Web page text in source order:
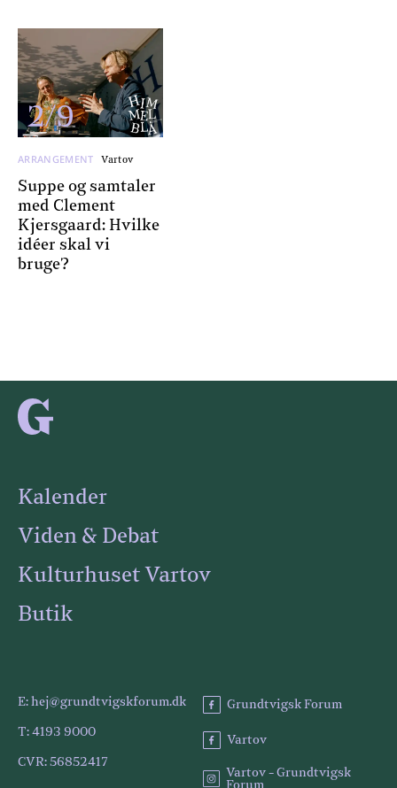
2/9
ARRANGEMENT Vartov
Suppe og samtaler
med Clement
Kjersgaard: Hvilke
idéer skal vi
bruge?
Kalender
Viden & Debat
Kulturhuset Vartov
Butik
E: hej@grundtvigskforum.dk
T: 4193 9000
CVR: 56852417
Grundtvigsk Forum
Vartov
Vartov - Grundtvigsk
Forum